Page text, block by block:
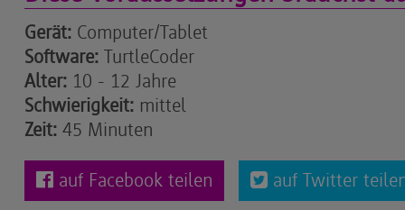
Gerät: Computer/Tablet
Software: TurtleCoder
Alter: 10 - 12 Jahre
Schwierigkeit: mittel
Zeit: 45 Minuten
auf Facebook teilen auf Twitter